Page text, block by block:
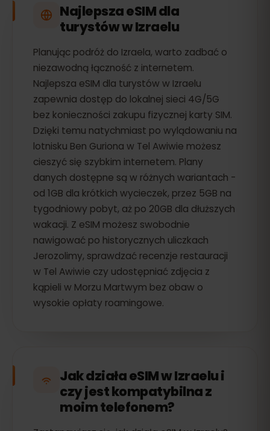
Najlepsza eSIM dla
turystów w Izraelu
Planując podróż do Izraela, warto zadbać o
niezawodną łączność z internetem.
Najlepsza eSIM dla turystów w Izraelu
zapewnia dostęp do lokalnej sieci 4G/5G
bez konieczności zakupu fizycznej karty SIM.
Dzięki temu natychmiast po wylądowaniu na
lotnisku Ben Guriona w Tel Awiwie możesz
cieszyć się szybkim internetem. Plany
danych dostępne są w różnych wariantach -
od 1GB dla krótkich wycieczek, przez 5GB na
tygodniowy pobyt, aż po 20GB dla dłuższych
wakacji. Z eSIM możesz swobodnie
nawigować po historycznych uliczkach
Jerozolimy, sprawdzać recenzje restauracji
w Tel Awiwie czy udostępniać zdjęcia z
kąpieli w Morzu Martwym bez obaw o
wysokie opłaty roamingowe.
Jak działa eSIM w Izraelu i
czy jest kompatybilna z
moim telefonem?